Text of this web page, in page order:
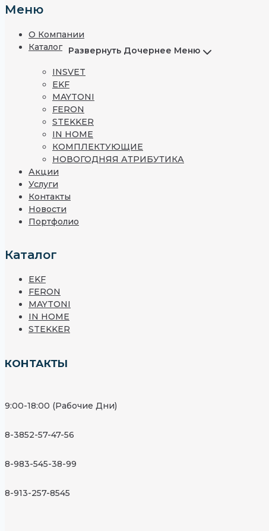
Меню
О Компании
Каталог
Развернуть Дочернее Меню
INSVET
EKF
MAYTONI
FERON
STEKKER
IN HOME
КОМПЛЕКТУЮЩИЕ
НОВОГОДНЯЯ АТРИБУТИКА
Акции
Услуги
Контакты
Новости
Портфолио
Каталог
EKF
FERON
MAYTONI
IN HOME
STEKKER
КОНТАКТЫ
9:00-18:00 (Рабочие Дни)
8-3852-57-47-56
8-983-545-38-99
8-913-257-8545